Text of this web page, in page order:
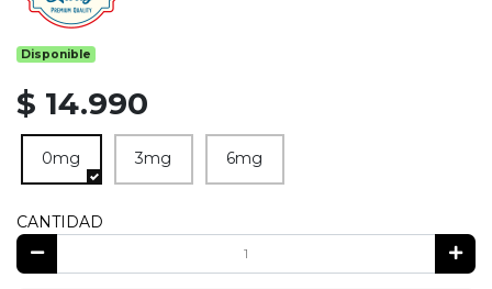
Disponible
$ 14.990
0mg 3mg 6mg
CANTIDAD